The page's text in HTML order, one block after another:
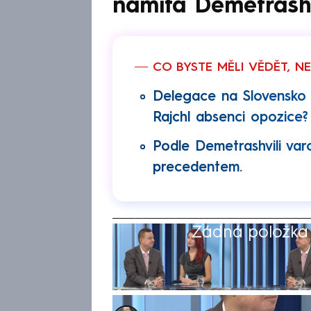
namítá
CO BYSTE MĚLI VĚDĚT,
Delegace na
Rajchl absenci opozice?
Podle Demetrashvili
precedentem.
Žádná